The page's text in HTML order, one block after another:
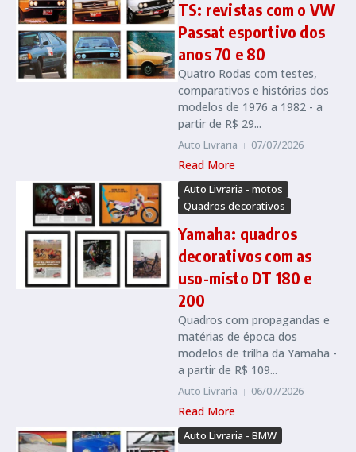
TS: revistas com o VW
Passat esportivo dos
anos 70 e 80
Quatro Rodas com testes,
comparativos e histórias dos
modelos de 1976 a 1982 - a
partir de R$ 29...
Auto Livraria 07/07/2026
Read More
Auto Livraria - motos
Quadros decorativos
Yamaha: quadros
decorativos com as
uso-misto DT 180 e
200
Quadros com propagandas e
matérias de época dos
modelos de trilha da Yamaha -
a partir de R$ 109...
Auto Livraria 06/07/2026
Read More
Auto Livraria - BMW